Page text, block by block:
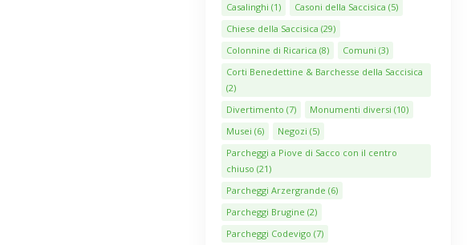
Casalinghi (1) Casoni della Saccisica (5)
Chiese della Saccisica (29)
Colonnine di Ricarica (8) Comuni (3)
Corti Benedettine & Barchesse della Saccisica
(2)
Divertimento (7) Monumenti diversi (10)
Musei (6) Negozi (5)
Parcheggi a Piove di Sacco con il centro
chiuso (21)
Parcheggi Arzergrande (6)
Parcheggi Brugine (2)
Parcheggi Codevigo (7)